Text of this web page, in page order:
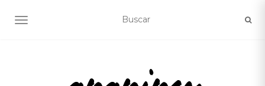
ALTERNAR NAVEGACIÓN